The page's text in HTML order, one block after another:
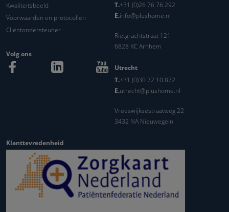
Kwaliteitsbeeld
Voorwaarden en protocollen
Cliëntondersteuner
Volg ons
T.+31 (0)26 76 76 292
E.info@plushome.nl
Rietgrachtstraat 121
6828 KC Arnhem
Utrecht
T.+31 (0)30 72 10 872
E.utrecht@plushome.nl
Vreeswijksestraatweg 22
3432 NA Nieuwegein
Klanttevredenheid